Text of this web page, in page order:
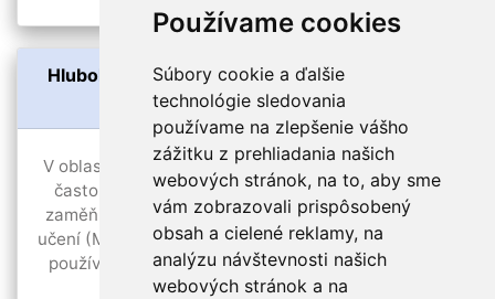
Používame cookies
Súbory cookie a ďalšie
technológie sledovania
používame na zlepšenie vášho
zážitku z prehliadania našich
webových stránok, na to, aby sme
vám zobrazovali prispôsobený
obsah a cielené reklamy, na
analýzu návštevnosti našich
webových stránok a na
Hluboké učení vs. strojní učení: Jaký je rozdíl a
kdy použít který přístup?
V oblasti umělé inteligence (AI) a strojního učení se
často setkáváme se dvěma pojmy, které si mnozí
zaměňují – hluboké učení (Deep Learning) a strojní
učení (Machine Learning). I když se tyto dva přístupy
používají pro podobné problémy, existují mezi nimi
zásadní…